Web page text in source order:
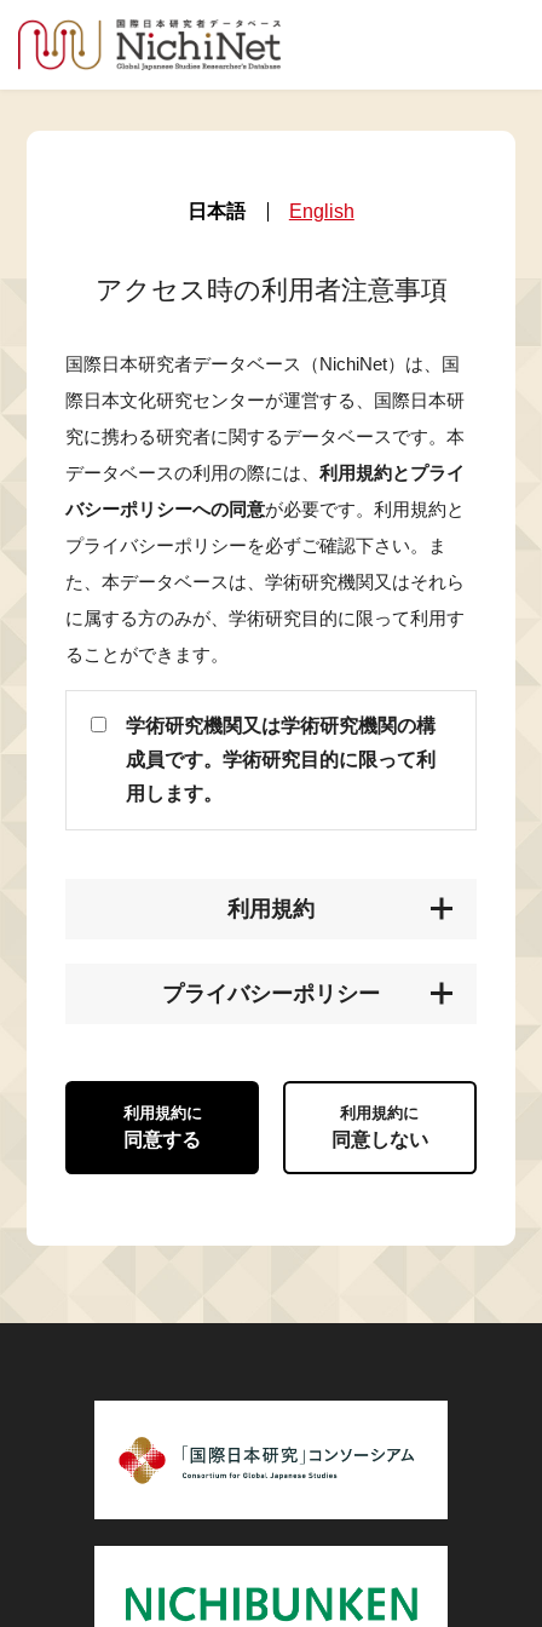
日本語 English
アクセス時の利用者注意事項
国際日本研究者データベース（NichiNet）は、国
際日本文化研究センターが運営する、国際日本研
究に携わる研究者に関するデータベースです。本
データベースの利用の際には、利用規約とプライ
バシーポリシーへの同意が必要です。利用規約と
プライバシーポリシーを必ずご確認下さい。ま
た、本データベースは、学術研究機関又はそれら
に属する方のみが、学術研究目的に限って利用す
ることができます。
学術研究機関又は学術研究機関の構
成員です。学術研究目的に限って利
用します。
利用規約
プライバシーポリシー
利用規約に
同意する
利用規約に
同意しない